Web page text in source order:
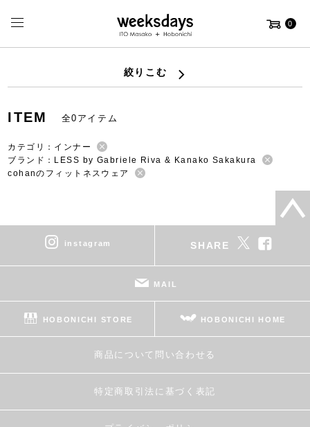
0
絞りこむ
ITEM 全0アイテム
カテゴリ：インナー
ブランド：LESS by Gabriele Riva & Kanako Sakakura
cohanのフィットネスウェア
instagram SHARE
MAIL
HOBONICHI STORE HOBONICHI HOME
商品について問い合わせる
特定商取引法に基づく表記